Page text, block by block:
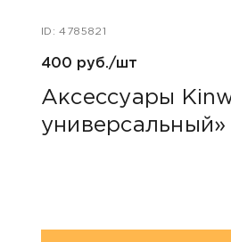
ID: 4785821
400 руб./шт
Аксессуары
универсальный»